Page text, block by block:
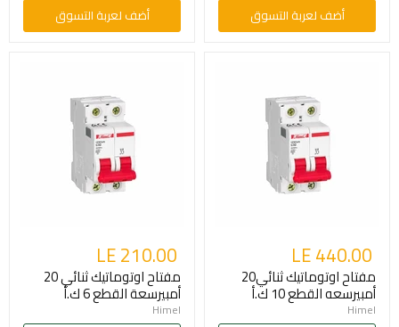
أضف لعربة التسوق
أضف لعربة التسوق
LE 440.00
مفتاح اوتوماتيك ثنائي20
أمبيرسعه القطع 10 ك.أ
Himel
LE 210.00
مفتاح اوتوماتيك ثنائي 20
أمبيرسعة القطع 6 ك.أ
Himel